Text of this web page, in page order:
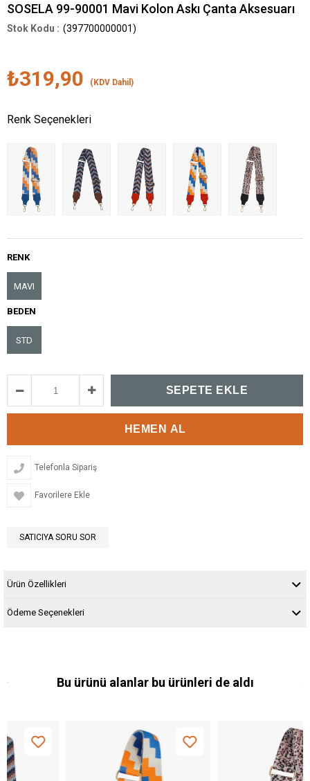
SOSELA 99-90001 Mavi Kolon Askı Çanta Aksesuarı
(397700000001)
₺319,90 (KDV Dahil)
Renk Seçenekleri
RENK
MAVI
BEDEN
STD
Telefonla Sipariş
Favorilere Ekle
SATICIYA SORU SOR
Ürün Özellikleri
Ödeme Seçenekleri
Bu ürünü alanlar bu ürünleri de aldı